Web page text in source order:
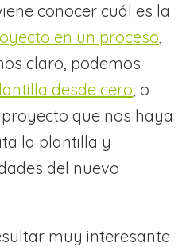
conocer cuál es la
en un proceso,
claro, podemos
desde cero, o
que nos haya
la plantilla y
del nuevo
muy interesante